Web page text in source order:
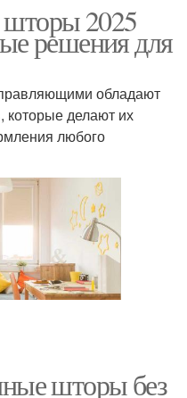
2025
решения для
обладают
делают их
любого
шторы без